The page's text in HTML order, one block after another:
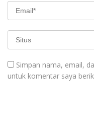
Simpan nama, email,
untuk komentar saya